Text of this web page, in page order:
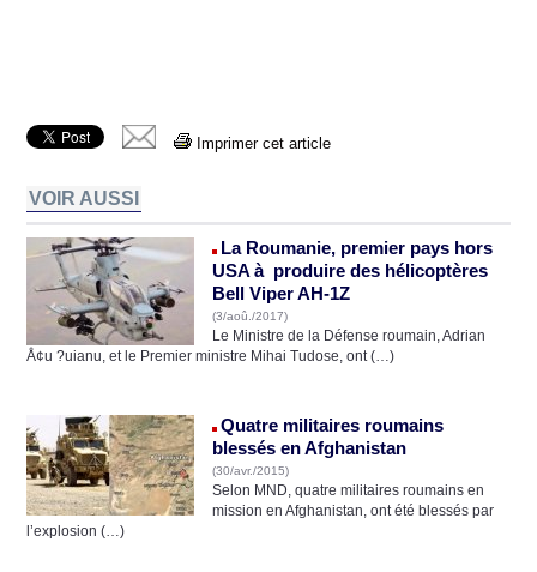
Imprimer cet article
VOIR AUSSI
La Roumanie, premier pays hors
USA à produire des hélicoptères
Bell Viper AH-1Z
(3/aoû./2017)
Le Ministre de la Défense roumain, Adrian
Å¢u ?uianu, et le Premier ministre Mihai Tudose, ont (…)
Quatre militaires roumains
blessés en Afghanistan
(30/avr./2015)
Selon MND, quatre militaires roumains en
mission en Afghanistan, ont été blessés par
l’explosion (…)